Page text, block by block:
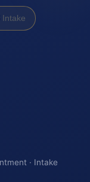
Intake
· Intake